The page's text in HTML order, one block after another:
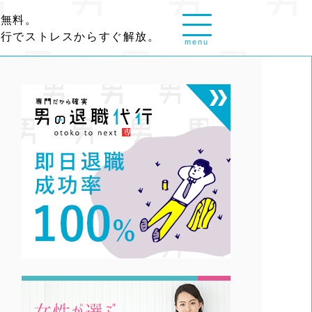
料。
でストレスからすぐ解放。
menu